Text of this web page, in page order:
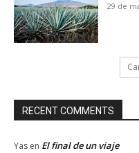
29 de
RECENT COMMENTS
Yas en El final de un viaje